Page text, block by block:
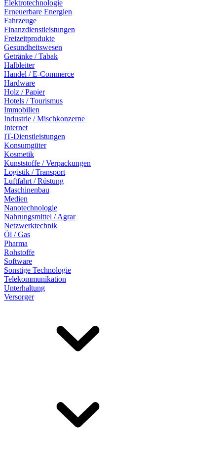
Elektrotechnologie
Erneuerbare Energien
Fahrzeuge
Finanzdienstleistungen
Freizeitprodukte
Gesundheitswesen
Getränke / Tabak
Halbleiter
Handel / E-Commerce
Hardware
Holz / Papier
Hotels / Tourismus
Immobilien
Industrie / Mischkonzerne
Internet
IT-Dienstleistungen
Konsumgüter
Kosmetik
Kunststoffe / Verpackungen
Logistik / Transport
Luftfahrt / Rüstung
Maschinenbau
Medien
Nanotechnologie
Nahrungsmittel / Agrar
Netzwerktechnik
Öl / Gas
Pharma
Rohstoffe
Software
Sonstige Technologie
Telekommunikation
Unterhaltung
Versorger